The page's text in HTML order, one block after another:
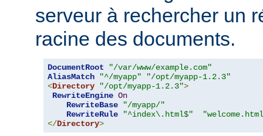
serveur à rechercher un
racine des documents.
DocumentRoot
"/var/www/example.com"
AliasMatch
"^/myapp"
"/opt/myapp-1.2.3"
<Directory "/opt/myapp-1.2.3">
RewriteEngine On
RewriteBase
"/myapp/"
RewriteRule
"^index\.html$"
</Directory>